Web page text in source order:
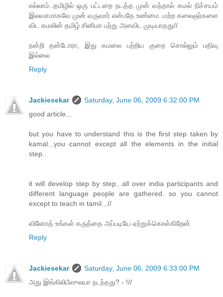
எல்லாம்..தமிழில் ஒரு பட்டறை நடத்த முன் வந்தால் கமல் நிச்சயம்
இலவசமாகவே முன் வருவார் என்பதே உண்மை..மற்ற கலைஞர்களை
விட கமலின் தமிழ் சினிமா பற்று அளவிட முடியாதது//
நன்றி தன்டோரா, இது கமலை பற்றிய குறை சொல்லும் பதிவு
இல்லை
Reply
Jackiesekar
Saturday, June 06, 2009 6:32:00 PM
good article...
but you have to understand this is the first step taken by
kamal...you cannot except all the elements in the initial
step..
it will develop step by step...all over india participants and
different language people are gathered. so you cannot
except to teach in tamil...//
வினோத் உங்கள் கருத்தை அப்படியே ஏற்றுக்கொள்கிறேன்
Reply
Jackiesekar
Saturday, June 06, 2009 6:33:00 PM
அது இங்கிலிபீஸுலயா நடந்தது? - !//